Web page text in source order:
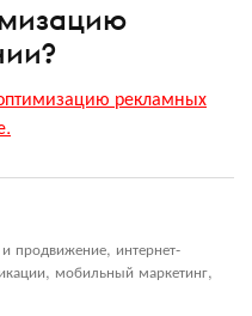
рекламных
продвижение, интернет-
мобильный маркетинг,